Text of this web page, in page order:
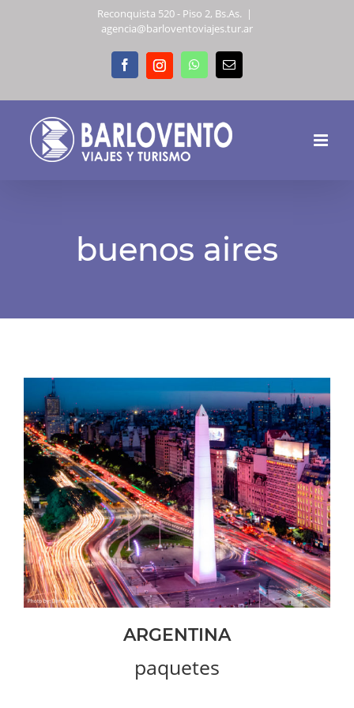
Reconquista 520 - Piso 2, Bs.As. |
agencia@barloventoviajes.tur.ar
Facebook
Instagram WhatsAppEmail
buenos aires
ARGENTINA
paquetes